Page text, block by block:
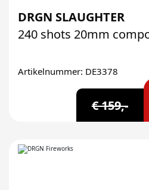
DRGN SLAUGHTER
240 shots 20mm
Artikelnummer: DE3378
€ 159,-